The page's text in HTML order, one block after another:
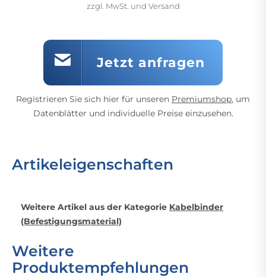
zzgl. MwSt. und Versand
Jetzt anfragen
Registrieren Sie sich hier für unseren Premiumshop, um
Datenblätter und individuelle Preise einzusehen.
Artikeleigenschaften
Weitere Artikel aus der Kategorie Kabelbinder
(Befestigungsmaterial)
Weitere
Produktempfehlungen